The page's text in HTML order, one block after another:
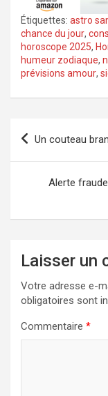
Étiquettes: astro
chance du jour,
horoscope 2025,
humeur zodiaque,
prévisions amour,
Navigation
Un couteau
Alerte
Laisser un
Votre adresse e-
obligatoires sont
Commentaire *